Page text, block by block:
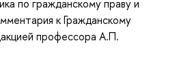
по гражданскому праву и
к Гражданскому
профессора А.П.